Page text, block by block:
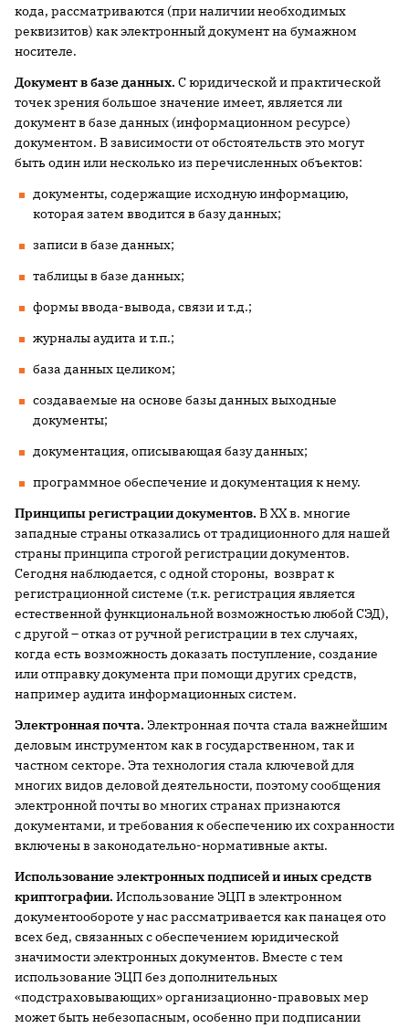
кода, рассматриваются (при наличии необходимых
реквизитов) как электронный документ на бумажном
носителе.
Документ в базе данных. С юридической и практической
точек зрения большое значение имеет, является ли
документ в базе данных (информационном ресурсе)
документом. В зависимости от обстоятельств это могут
быть один или несколько из перечисленных объектов:
документы, содержащие исходную информацию,
которая затем вводится в базу данных;
записи в базе данных;
таблицы в базе данных;
формы ввода-вывода, связи и т.д.;
журналы аудита и т.п.;
база данных целиком;
создаваемые на основе базы данных выходные
документы;
документация, описывающая базу данных;
программное обеспечение и документация к нему.
Принципы регистрации документов. В XX в. многие
западные страны отказались от традиционного для нашей
страны принципа строгой регистрации документов.
Сегодня наблюдается, с одной стороны, возврат к
регистрационной системе (т.к. регистрация является
естественной функциональной возможностью любой СЭД),
с другой – отказ от ручной регистрации в тех случаях,
когда есть возможность доказать поступление, создание
или отправку документа при помощи других средств,
например аудита информационных систем.
Электронная почта. Электронная почта стала важнейшим
деловым инструментом как в государственном, так и
частном секторе. Эта технология стала ключевой для
многих видов деловой деятельности, поэтому сообщения
электронной почты во многих странах признаются
документами, и требования к обеспечению их сохранности
включены в законодательно-нормативные акты.
Использование электронных подписей и иных средств
криптографии. Использование ЭЦП в электронном
документообороте у нас рассматривается как панацея ото
всех бед, связанных с обеспечением юридической
значимости электронных документов. Вместе с тем
использование ЭЦП без дополнительных
«подстраховывающих» организационно-правовых мер
может быть небезопасным, особенно при подписании